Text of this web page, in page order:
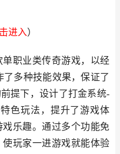
进 入）
单职业类传奇游戏，以经
多种技能效果，保证了
提下，设计了打金系统-
色玩法，提升了游戏体
乐趣。通过多个功能免
玩家一进游戏就能体验